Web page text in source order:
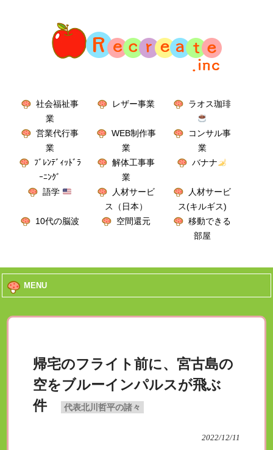
社会福祉事
業
レザー事業 ラオス珈琲
営業代行事
業
WEB制作事
業
コンサル事
業
ﾌﾞﾚﾝﾃﾞｨｯﾄﾞﾗ
ｰﾆﾝｸﾞ
解体工事事
業
バナナ
語学
人材サービ
ス（日本）
人材サービ
ス(キルギス)
10代の脳波
空間還元
移動できる
部屋
MENU
帰宅のフライト前に、宮古島の
空をブルーインパルスが飛ぶ
件
代表北川哲平の諸々
2022/12/11